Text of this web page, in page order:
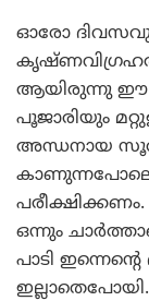
ഓരോ
ആയിരുന്നു ഈ
പൂജാരിയും
അന്ധനായ
കാണുന്നപോലെ
പരീക്ഷിക്കണം.
ഒന്നും
പാടി